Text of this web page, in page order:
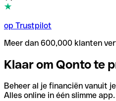
op Trustpilot
Meer dan 600,000 klanten
Klaar om Qonto te
Beheer al je financiën vanuit
Alles online in één slimme app.